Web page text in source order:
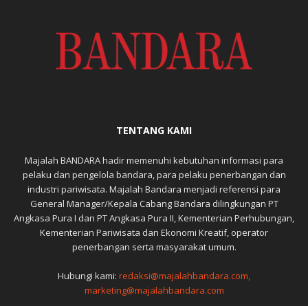
TENTANG KAMI
Majalah BANDARA hadir memenuhi kebutuhan informasi para
pelaku dan pengelola bandara, para pelaku penerbangan dan
industri pariwisata. Majalah Bandara menjadi referensi para
General Manager/Kepala Cabang Bandara dilingkungan PT
Angkasa Pura I dan PT Angkasa Pura II, Kementerian Perhubungan,
Kementerian Pariwisata dan Ekonomi Kreatif, operator
penerbangan serta masyarakat umum.
Hubungi kami: redaksi@majalahbandara.com,
marketing@majalahbandara.com